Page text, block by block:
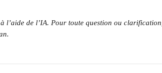
l’aide de l’IA. Pour toute question ou clarification,